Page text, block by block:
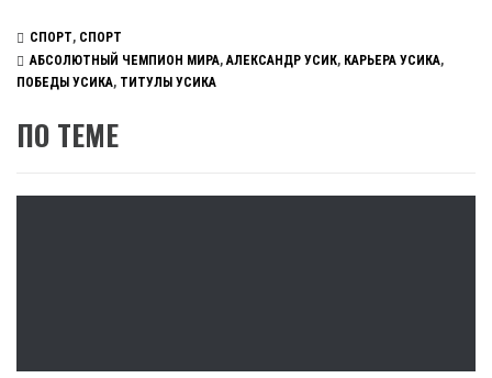
СПОРТ, СПОРТ
АБСОЛЮТНЫЙ ЧЕМПИОН МИРА,АЛЕКСАНДР УСИК, КАРЬЕРА УСИКА,
ПОБЕДЫ УСИКА, ТИТУЛЫ УСИКА
ПО ТЕМЕ